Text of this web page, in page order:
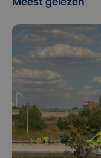
Meest gelezen